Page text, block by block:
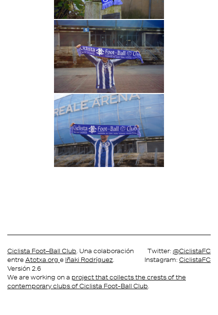
Ciclista Foot–Ball Club. Una colaboración
entreAtotxa.org e Iñaki Rodríguez.
Versión 2.6
Twitter: @CiclistaFC
Instagram: CiclistaFC
We are working on a project that collects the crests of the
contemporary clubs of Ciclista Foot-Ball Club.